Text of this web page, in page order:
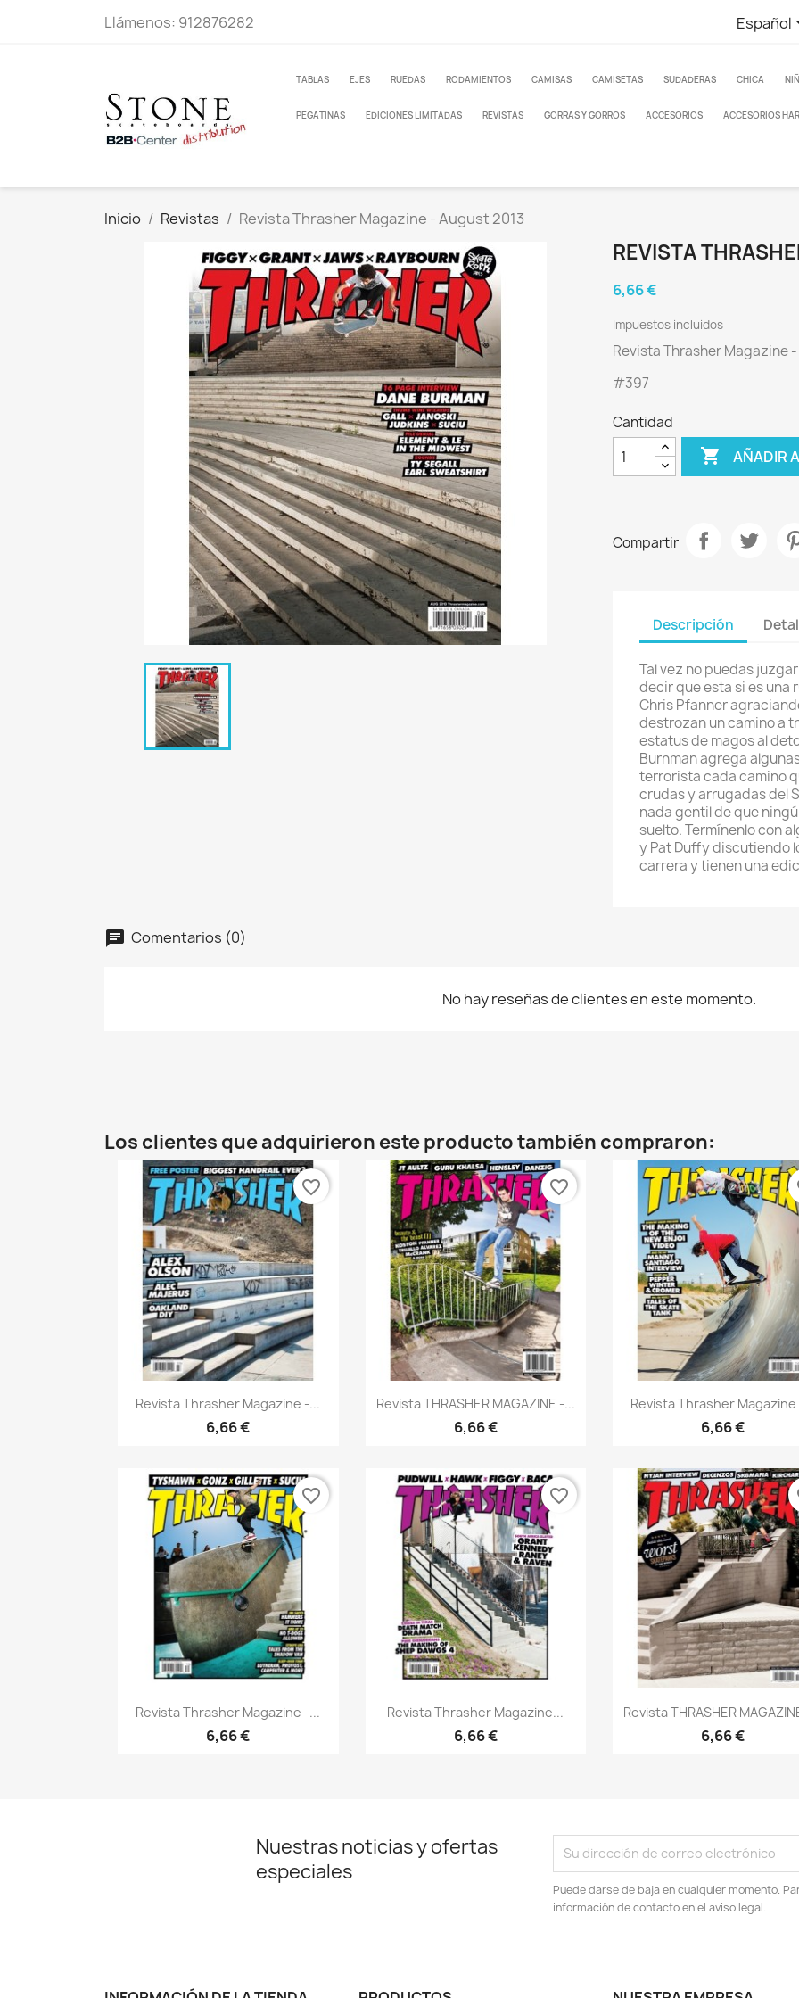
Llámenos: 912876282 Español
TABLAS EJES RUEDAS RODAMIENTOS CAMISAS CAMISETAS SUDADERAS CHICA
PEGATINAS EDICIONES LIMITADAS REVISTAS GORRAS Y GORROS ACCESORIOS ACCESORIOS
Inicio Revistas Revista Thrasher Magazine - August 2013
REVISTA
6,66 €
Impuestos incluidos
Revista Thrasher Magazine
#397
Cantidad
 AÑADIR
Compartir
Descripción
Tal vez no puedas
decir que esta si es una
Chris Pfanner
destrozan un camino a
estatus de magos al
Burnman agrega
terrorista cada camino
crudas y arrugadas del
nada gentil de que
suelto. Termínenlo con
y Pat Duffy discutiendo
carrera y tienen una
Comentarios (0)
No hay reseñas de clientes en este momento.
Los clientes que adquirieron este producto también compraron:
Vista rápida
Revista Thrasher Magazine -...
6,66 €
favorite_border
Vista rápida
Revista THRASHER MAGAZINE -...
6,66 €
favorite_border
Vista rápida
Revista Thrasher Magazine
6,66 €
Vista rápida
Revista Thrasher Magazine -...
6,66 €
favorite_border
Vista rápida
Revista Thrasher Magazine...
6,66 €
favorite_border
Vista rápida
Revista THRASHER
6,66 €
Nuestras noticias y ofertas
especiales
Puede darse de baja en cualquier momento.
información de contacto en el aviso legal.
Crear lista de deseos
Cancelar Crear lista de deseos